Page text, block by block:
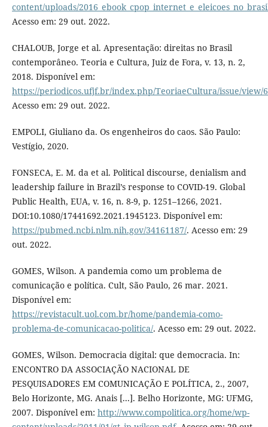
content/uploads/
Acesso em: 29 out. 2022.
CHALOUB, Jorge et al. Apresentação: direitas no Brasil
contemporâneo. Teoria e Cultura, Juiz de Fora, v. 13, n. 2,
2018. Disponível em:
https://periodicos.ufjf.br/index.php/TeoriaeCultura/issue/view/
Acesso em: 29 out. 2022.
EMPOLI, Giuliano da. Os engenheiros do caos. São Paulo:
Vestígio, 2020.
FONSECA, E. M. da et al. Political discourse, denialism and
leadership failure in Brazil’s response to COVID-19. Global
Public Health, EUA, v. 16, n. 8-9, p. 1251–1266, 2021.
DOI:10.1080/17441692.2021.1945123. Disponível em:
https://pubmed.ncbi.nlm.nih.gov/34161187/. Acesso em: 29
out. 2022.
GOMES, Wilson. A pandemia como um problema de
comunicação e política. Cult, São Paulo, 26 mar. 2021.
Disponível em:
https://revistacult.uol.com.br/home/pandemia-como-
problema-de-comunicacao-politica/. Acesso em: 29 out. 2022.
GOMES, Wilson. Democracia digital: que democracia. In:
ENCONTRO DA ASSOCIAÇÃO NACIONAL DE
PESQUISADORES EM COMUNICAÇÃO E POLÍTICA, 2., 2007,
Belo Horizonte, MG. Anais [...]. Belho Horizonte, MG: UFMG,
2007. Disponível em: http://www.compolitica.org/home/wp-